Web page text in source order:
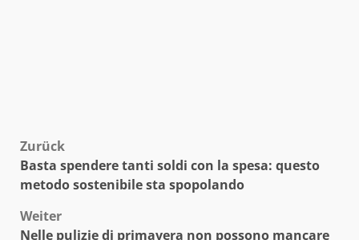
Beitragsnavigation
Zurück
Basta spendere tanti soldi con la spesa: questo
metodo sostenibile sta spopolando
Weiter
Nelle pulizie di primavera non possono mancare